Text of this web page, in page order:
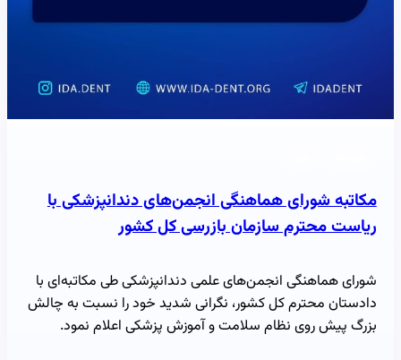
مکاتبه شورای هماهنگی انجمن‌های دندانپزشکی با
ریاست محترم سازمان بازرسی کل کشور
شورای هماهنگی انجمن‌های علمی دندانپزشکی طی مکاتبه‌ای با
دادستان محترم کل کشور، نگرانی شدید خود را نسبت به چالش
بزرگ پیش روی نظام سلامت و آموزش پزشکی اعلام نمود.